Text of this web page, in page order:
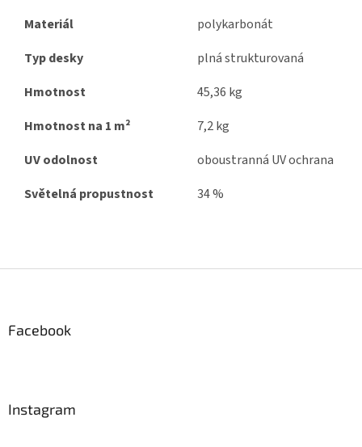
Materiál
polykarbonát
Typ desky
plná strukturovaná
Hmotnost
45,36 kg
Hmotnost na 1 m²
7,2 kg
UV odolnost
oboustranná UV ochrana
Světelná propustnost
34 %
Facebook
Instagram